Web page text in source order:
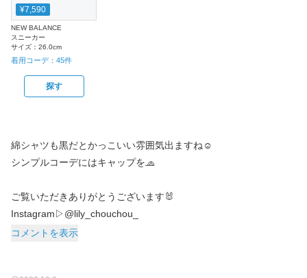
¥7,590
NEW BALANCE
スニーカー
サイズ： 26.0cm
着用コーデ： 45件
探す
綿シャツも黒だとかっこいい雰囲気出ますね☺️
シンプルコーデにはキャップを🧢
ご覧いただきありがとうございます🐰
Instagram▷@lily_chouchou_
コメントを表示